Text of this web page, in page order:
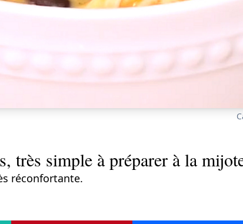
très simple à préparer à la
réconfortante.